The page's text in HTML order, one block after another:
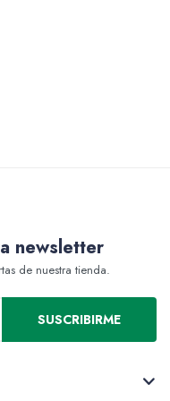
newsletter
de nuestra tienda.
SUSCRIBIRME